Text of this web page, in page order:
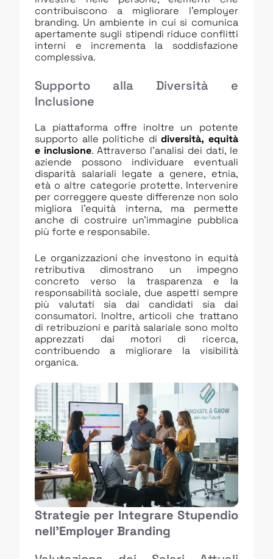
contribuiscono a migliorare l’employer
branding. Un ambiente in cui si comunica
apertamente sugli stipendi riduce conflitti
interni e incrementa la soddisfazione
complessiva.
Supporto alla Diversità e
Inclusione
La piattaforma offre inoltre un potente
supporto alle politiche didiversità, equità
e inclusione. Attraverso l’analisi dei dati, le
aziende possono individuare eventuali
disparità salariali legate a genere, etnia,
età o altre categorie protette. Intervenire
per correggere queste differenze non solo
migliora l’equità interna, ma permette
anche di costruire un’immagine pubblica
più forte e responsabile.
Le organizzazioni che investono in equità
retributiva dimostrano un impegno
concreto verso la trasparenza e la
responsabilità sociale, due aspetti sempre
più valutati sia dai candidati sia dai
consumatori. Inoltre, articoli che trattano
di retribuzioni e parità salariale sono molto
apprezzati dai motori di ricerca,
contribuendo a migliorare la visibilità
organica.
Strategie per Integrare Stupendio
nell’Employer Branding